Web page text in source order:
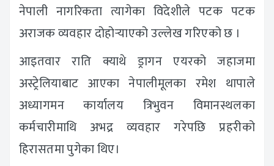
नेपाली नागरिकता त्यागेका विदेशीले पटक पटक
अराजक व्यवहार दोहोर्‍याएको उल्लेख गरिएको छ ।
आइतवार राति क्याथे ड्रागन एयरको जहाजमा
अस्ट्रेलियाबाट आएका नेपालीमूलका रमेश थापाले
अध्यागमन कार्यालय त्रिभुवन विमानस्थलका
कर्मचारीमाथि अभद्र व्यवहार गरेपछि प्रहरीको
हिरासतमा पुगेका थिए।